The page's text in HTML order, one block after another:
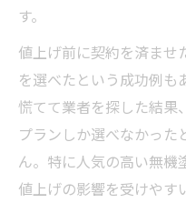
す。
値上げ前に契約を済ませ
を選べたという成功例も
慌てて業者を探した結果
プランしか選べなかった
ん。特に人気の高い無機
値上げの影響を受けやす